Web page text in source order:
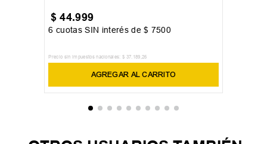
$ 44.999
6 cuotas SIN interés de$ 7500
Precio sin impuestos nacionales: $ 37. 189 ,26
AGREGAR AL CARRITO